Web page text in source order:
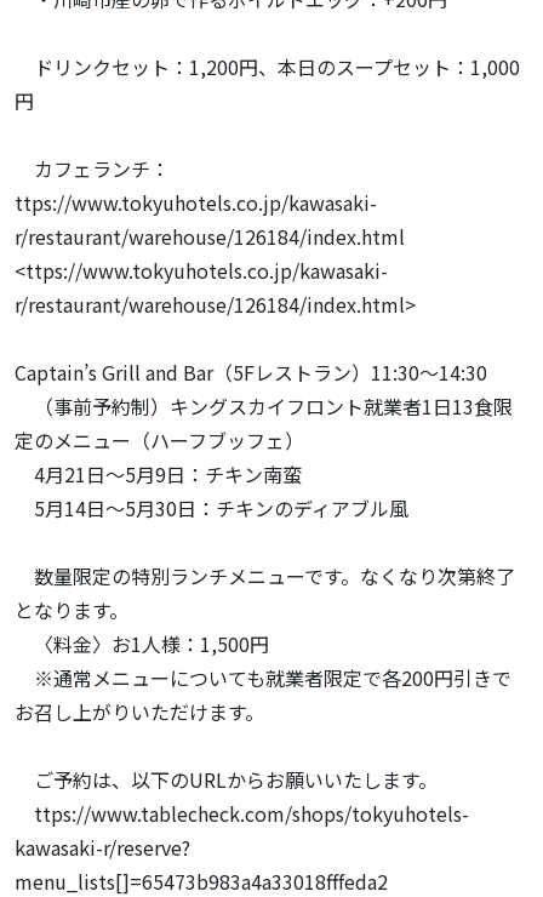
ドリンクセット：1,200円、本日のスープセット：1,000
円
カフェランチ：
ttps://www.tokyuhotels.co.jp/kawasaki-
r/restaurant/warehouse/126184/index.html
<ttps://www.tokyuhotels.co.jp/kawasaki-
r/restaurant/warehouse/126184/index.html>
Captain’s Grill and Bar（5Fレストラン）11:30～14:30
（事前予約制）キングスカイフロント就業者1日13食限
定のメニュー（ハーフブッフェ）
4月21日～5月9日：チキン南蛮
5月14日～5月30日：チキンのディアブル風
数量限定の特別ランチメニューです。なくなり次第終了
となります。
〈料金〉お1人様：1,500円
※通常メニューについても就業者限定で各200円引きで
お召し上がりいただけます。
ご予約は、以下のURLからお願いいたします。
ttps://www.tablecheck.com/shops/tokyuhotels-
kawasaki-r/reserve?
menu_lists[]=65473b983a4a33018fffeda2